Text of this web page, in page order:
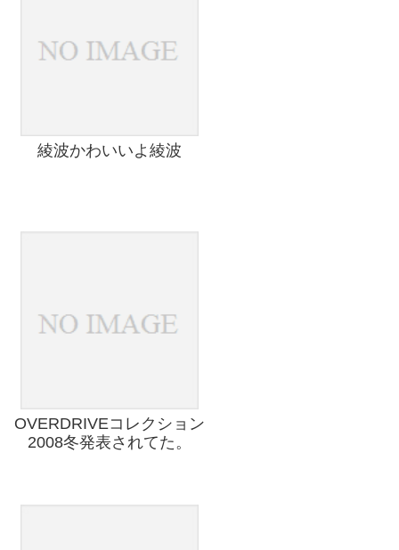
綾波かわいいよ綾波
OVERDRIVEコレクション
2008冬発表されてた。